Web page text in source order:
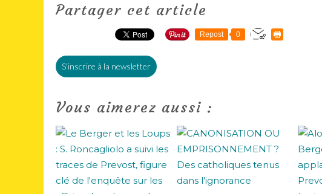
Partager cet article
Repost 0
S'inscrire à la newsletter
Vous aimerez aussi :